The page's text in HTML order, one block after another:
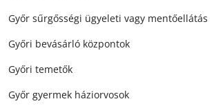
Győr sűrgősségi ügyeleti vagy mentőellátás
Győri bevásárló központok
Győri temetők
Győr gyermek háziorvosok